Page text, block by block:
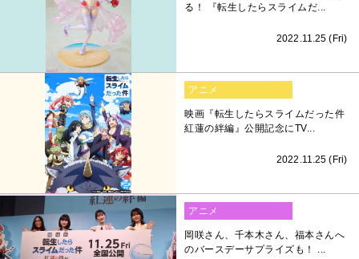
る！ 『転生したらスライムだ...
2022.11.25 (Fri)
アニメ
映画『転生したらスライムだった件
紅蓮の絆編』公開記念にTV...
2022.11.25 (Fri)
アニメ
岡咲さん、千本木さん、福本さんへ
のバースデーサプライズも！ ...